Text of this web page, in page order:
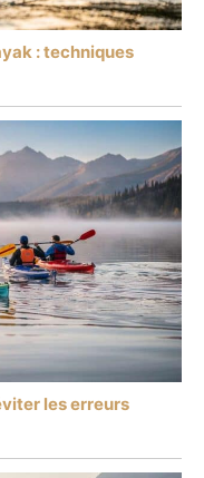
: techniques
les erreurs